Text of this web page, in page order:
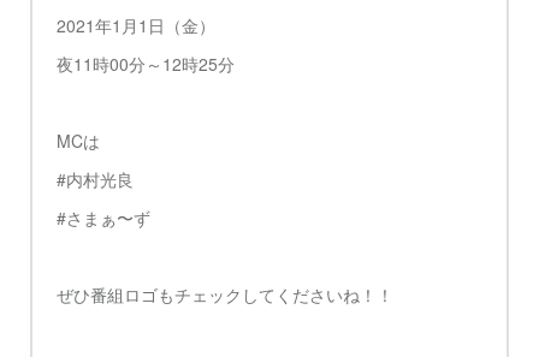
2021年1月1日（金）
夜11時00分～12時25分
MCは
#内村光良
#さまぁ〜ず
ぜひ番組ロゴもチェックしてくださいね！！